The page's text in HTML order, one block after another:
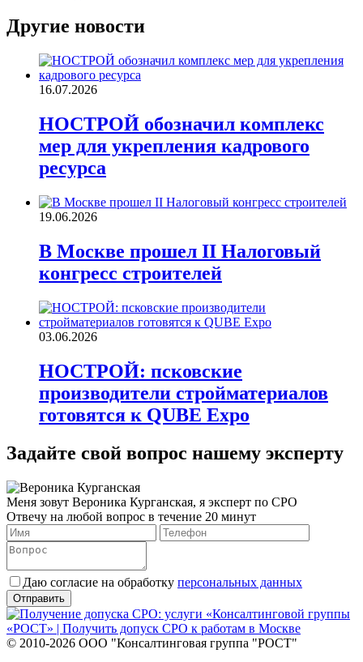
Другие новости
16.07.2026
НОСТРОЙ обозначил комплекс
мер для укрепления кадрового
ресурса
19.06.2026
В Москве прошел II Налоговый
конгресс строителей
03.06.2026
НОСТРОЙ: псковские
производители стройматериалов
готовятся к QUBE Expo
Задайте свой вопрос нашему эксперту
Меня зовут Вероника Курганская, я эксперт по СРО
Отвечу на любой вопрос в течение 20 минут
Даю согласие на обработку персональных данных
© 2010-2026 ООО "Консалтинговая группа "РОСТ"